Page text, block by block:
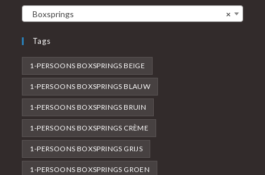
×
Boxsprings
Tags
1-PERSOONS BOXSPRINGS BEIGE
1-PERSOONS BOXSPRINGS BLAUW
1-PERSOONS BOXSPRINGS BRUIN
1-PERSOONS BOXSPRINGS CRÈME
1-PERSOONS BOXSPRINGS GRIJS
1-PERSOONS BOXSPRINGS GROEN